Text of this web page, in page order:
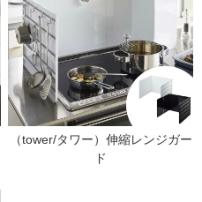
（tower/タワー）伸縮レンジガー
ド